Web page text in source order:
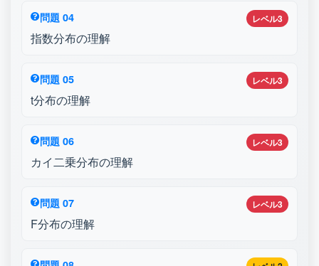
レベル3
問題 04
指数分布の理解
レベル3
問題 05
t分布の理解
レベル3
問題 06
カイ二乗分布の理解
レベル3
問題 07
F分布の理解